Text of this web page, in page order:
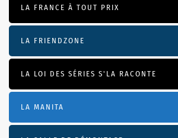
LA FRANCE À TOUT PRIX
LA FRIENDZONE
LA LOI DES SÉRIES S'LA RACONTE
LA MANITA